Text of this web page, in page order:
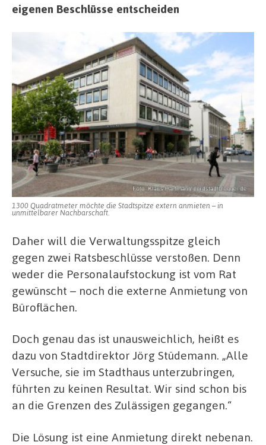
eigenen Beschlüsse entscheiden
1300 Quadratmeter möchte die Stadtspitze extern anmieten – in
unmittelbarer Nachbarschaft.
Daher will die Verwaltungsspitze gleich
gegen zwei Ratsbeschlüsse verstoßen. Denn
weder die Personalaufstockung ist vom Rat
gewünscht – noch die externe Anmietung von
Büroflächen.
Doch genau das ist unausweichlich, heißt es
dazu von Stadtdirektor Jörg Stüdemann. „Alle
Versuche, sie im Stadthaus unterzubringen,
führten zu keinen Resultat. Wir sind schon bis
an die Grenzen des Zulässigen gegangen.“
Die Lösung ist eine Anmietung direkt nebenan.